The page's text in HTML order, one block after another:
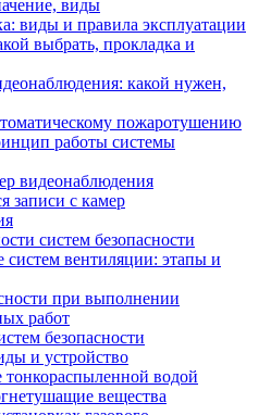
виды
виды и правила эксплуатации
выбрать, прокладка и
какой нужен,
пожаротушению
работы системы
видеонаблюдения
записи с камер
систем безопасности
систем вентиляции: этапы и
при выполнении
работ
безопасности
и устройство
водой
вещества